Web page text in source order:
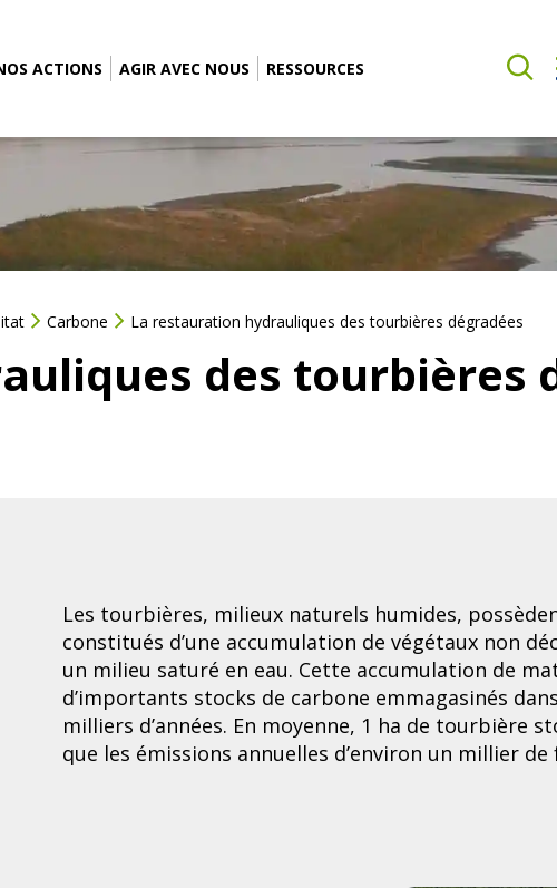
ACTIONS AGIR AVEC NOUS RESSOURCES
Carbone La restauration hydrauliques des tourbières dégradées
des tourbières
Les tourbières, milieux naturels humides,
constitués d’une accumulation de végétaux non
un milieu saturé en eau. Cette accumulation de
d’importants stocks de carbone emmagasinés
milliers d’années. En moyenne, 1 ha de tourbière
que les émissions annuelles d’environ un millier de